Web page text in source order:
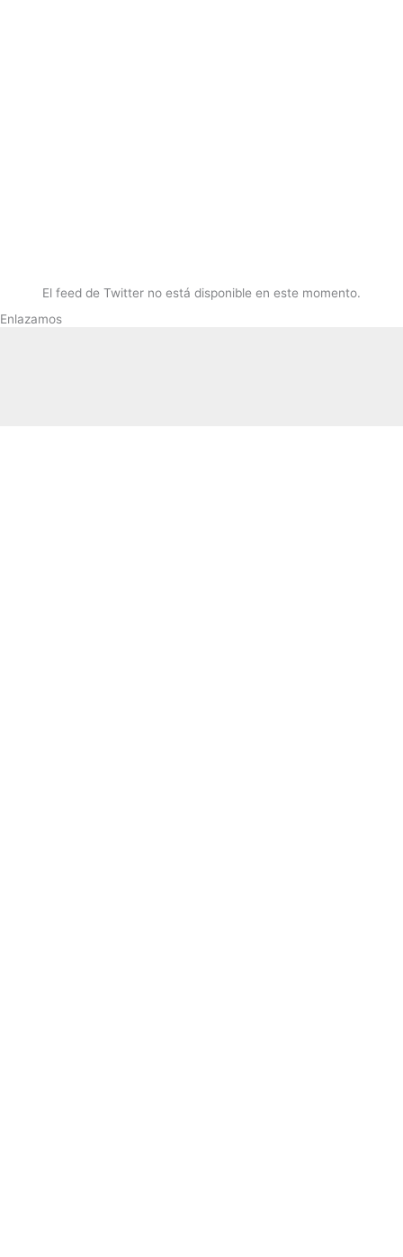
El feed de Twitter no está disponible en este momento.
Enlazamos